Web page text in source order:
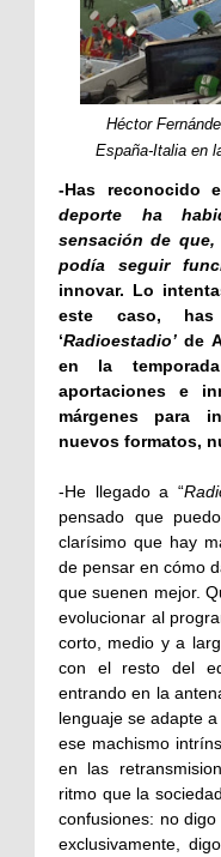
Héctor
España-Italia en
-Has reconocido
deporte ha
sensación de
podía seguir
innovar. Lo
este caso,
‘Radioestadio’ de
en la
aportaciones e
márgenes para
nuevos formatos,
-He llegado a “
pensado que
clarísimo que hay
de pensar en cómo
que suenen mejor.
evolucionar al
corto, medio y a
con el resto del
entrando en la
lenguaje se adapte
ese machismo
en las
ritmo que la
confusiones: no
exclusivamente,